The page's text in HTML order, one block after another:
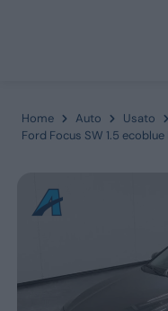
Home Auto
Usato
Ford Focus SW 1.5